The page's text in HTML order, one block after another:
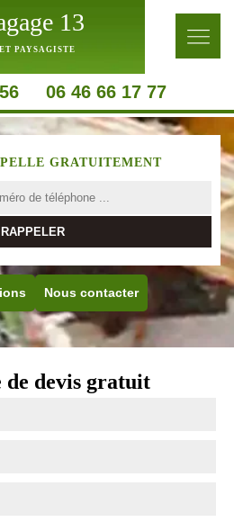
13
PAYSAGISTE
06 46 66 17 77
GRATUITEMENT
Nous contacter
de devis gratuit